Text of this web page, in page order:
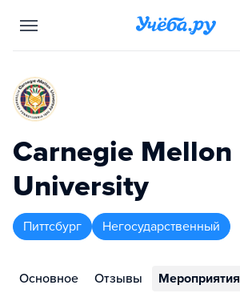
Carnegie Mellon
University
Питтсбург Негосударственный
Основное Отзывы Мероприятия